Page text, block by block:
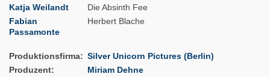
Katja Weilandt
Die Absinth Fee
Fabian
Passamonte
Herbert Blache
Produktionsfirma
Silver Unicorn Pictures (Berlin)
Produzent
Miriam Dehne